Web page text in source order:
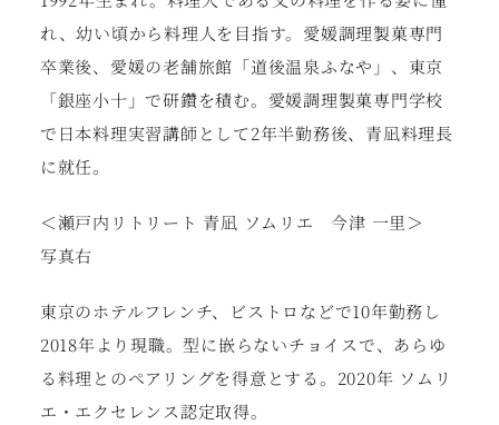
れ、幼い頃から料理人を目指す。愛媛調理製菓専門
卒業後、愛媛の老舗旅館「道後温泉ふなや」、東京
「銀座小十」で研鑽を積む。愛媛調理製菓専門学校
で日本料理実習講師として2年半勤務後、青凪料理長
に就任。
＜瀬戸内リトリート 青凪 ソムリエ 今津 一里＞
写真右
東京のホテルフレンチ、ビストロなどで10年勤務し
2018年より現職。型に嵌らないチョイスで、あらゆ
る料理とのペアリングを得意とする。2020年 ソムリ
エ・エクセレンス認定取得。